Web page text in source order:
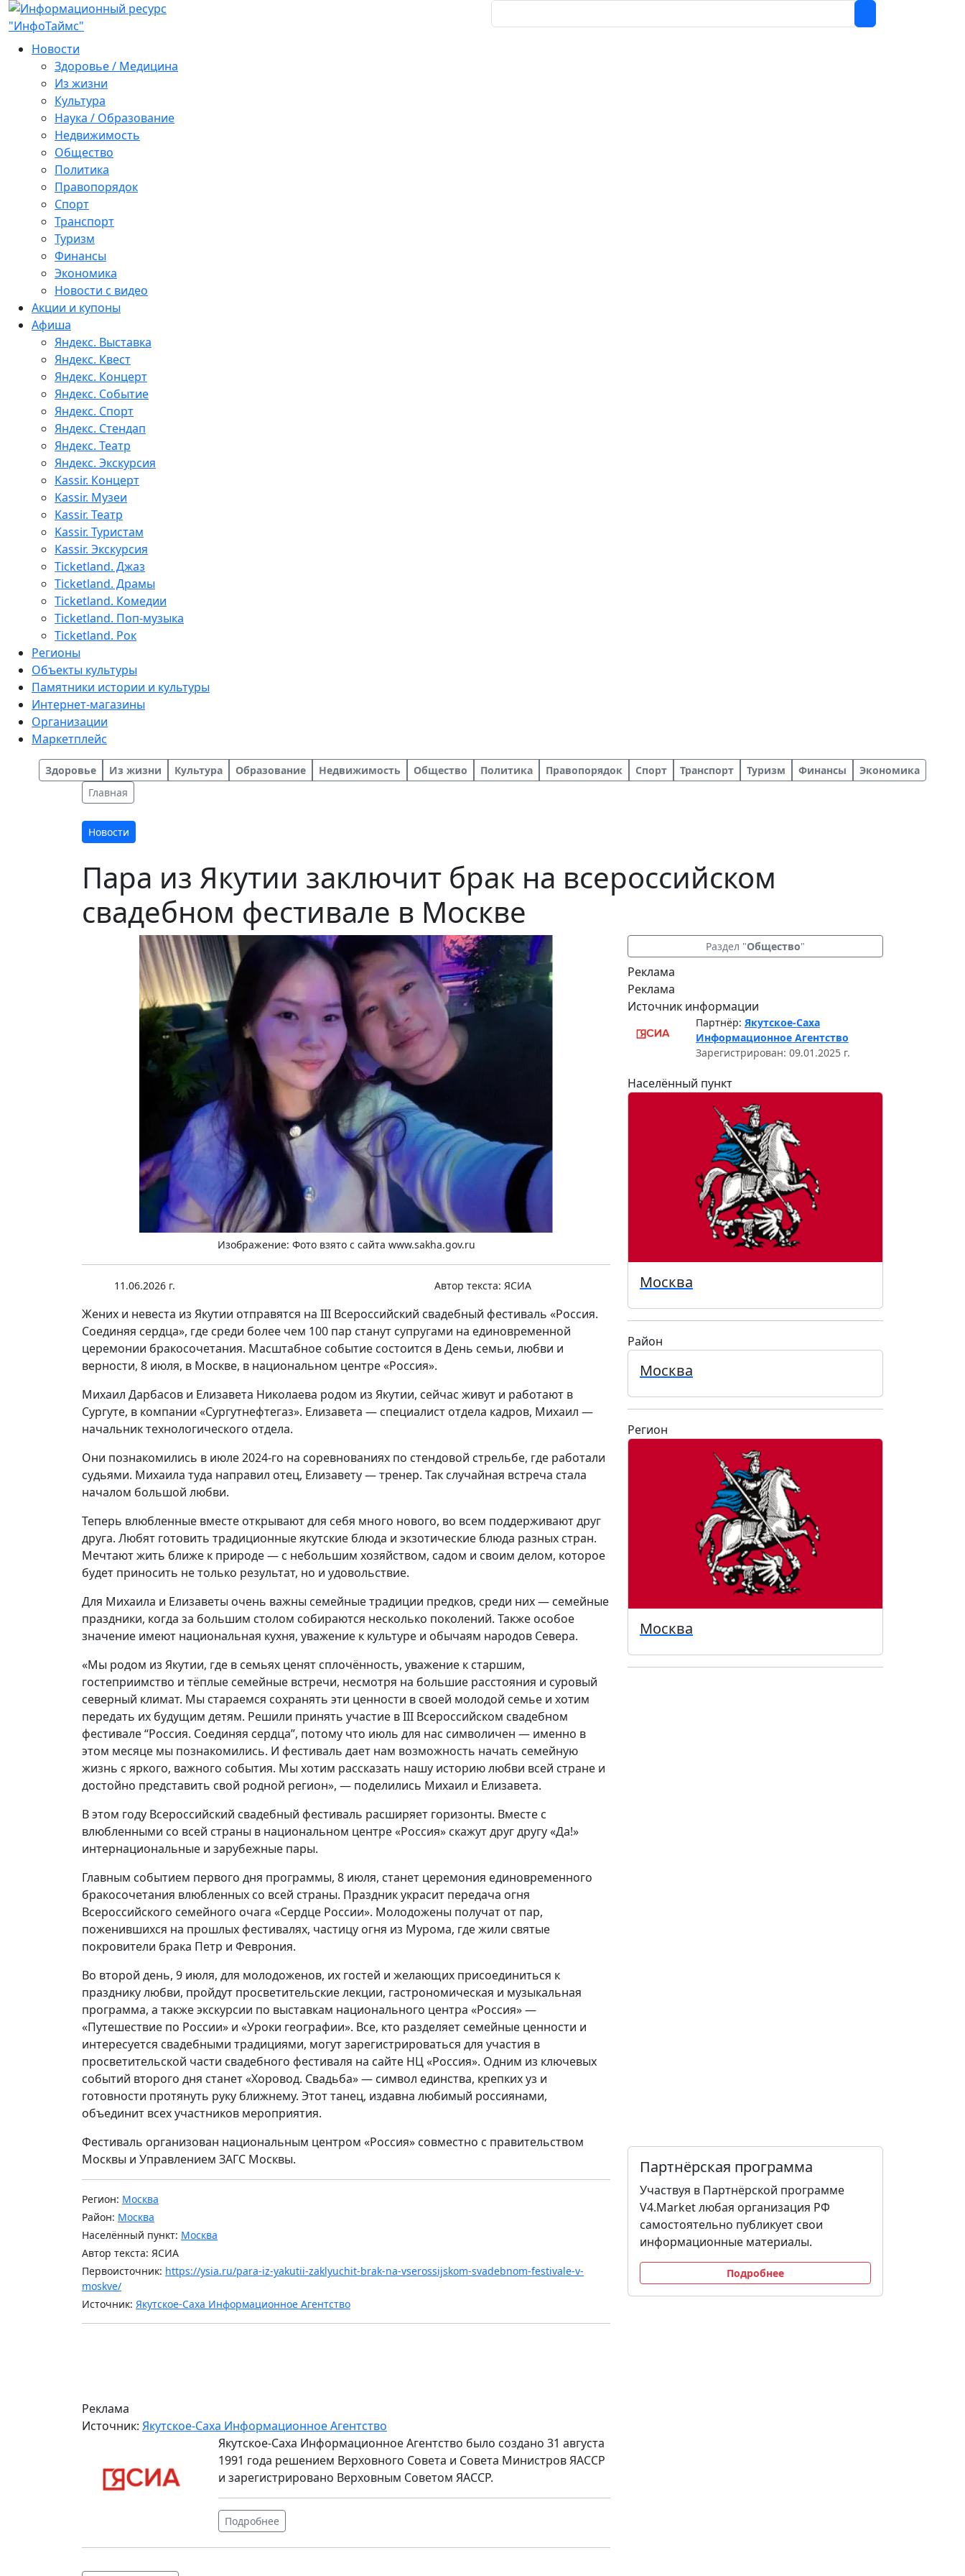
Новости
Здоровье / Медицина
Из жизни
Культура
Наука / Образование
Недвижимость
Общество
Политика
Правопорядок
Спорт
Транспорт
Туризм
Финансы
Экономика
Новости с видео
Акции и купоны
Афиша
Яндекс. Выставка
Яндекс. Квест
Яндекс. Концерт
Яндекс. Событие
Яндекс. Спорт
Яндекс. Стендап
Яндекс. Театр
Яндекс. Экскурсия
Kassir. Концерт
Kassir. Музеи
Kassir. Театр
Kassir. Туристам
Kassir. Экскурсия
Ticketland. Джаз
Ticketland. Драмы
Ticketland. Комедии
Ticketland. Поп-музыка
Ticketland. Рок
Регионы
Объекты культуры
Памятники истории и культуры
Интернет-магазины
Организации
Маркетплейс
Здоровье Из жизни Культура Образование Недвижимость Общество Политика Правопорядок Спорт Транспорт Туризм Финансы
Экономика
Главная
Новости
Пара из Якутии заключит брак на всероссийском
свадебном фестивале в Москве
Изображение: Фото взято с сайта www.sakha.gov.ru
11.06.2026 г. Автор текста: ЯСИА
Жених и невеста из Якутии отправятся на III Всероссийский свадебный фестиваль «Россия.
Соединяя сердца», где среди более чем 100 пар станут супругами на единовременной
церемонии бракосочетания. Масштабное событие состоится в День семьи, любви и
верности, 8 июля, в Москве, в национальном центре «Россия».
Михаил Дарбасов и Елизавета Николаева родом из Якутии, сейчас живут и работают в
Сургуте, в компании «Сургутнефтегаз». Елизавета — специалист отдела кадров, Михаил —
начальник технологического отдела.
Они познакомились в июле 2024-го на соревнованиях по стендовой стрельбе, где работали
судьями. Михаила туда направил отец, Елизавету — тренер. Так случайная встреча стала
началом большой любви.
Теперь влюбленные вместе открывают для себя много нового, во всем поддерживают друг
друга. Любят готовить традиционные якутские блюда и экзотические блюда разных стран.
Мечтают жить ближе к природе — с небольшим хозяйством, садом и своим делом, которое
будет приносить не только результат, но и удовольствие.
Для Михаила и Елизаветы очень важны семейные традиции предков, среди них — семейные
праздники, когда за большим столом собираются несколько поколений. Также особое
значение имеют национальная кухня, уважение к культуре и обычаям народов Севера.
«Мы родом из Якутии, где в семьях ценят сплочённость, уважение к старшим,
гостеприимство и тёплые семейные встречи, несмотря на большие расстояния и суровый
северный климат. Мы стараемся сохранять эти ценности в своей молодой семье и хотим
передать их будущим детям. Решили принять участие в III Всероссийском свадебном
фестивале “Россия. Соединяя сердца”, потому что июль для нас символичен — именно в
этом месяце мы познакомились. И фестиваль дает нам возможность начать семейную
жизнь с яркого, важного события. Мы хотим рассказать нашу историю любви всей стране и
достойно представить свой родной регион», — поделились Михаил и Елизавета.
В этом году Всероссийский свадебный фестиваль расширяет горизонты. Вместе с
влюбленными со всей страны в национальном центре «Россия» скажут друг другу «Да!»
интернациональные и зарубежные пары.
Главным событием первого дня программы, 8 июля, станет церемония единовременного
бракосочетания влюбленных со всей страны. Праздник украсит передача огня
Всероссийского семейного очага «Сердце России». Молодожены получат от пар,
поженившихся на прошлых фестивалях, частицу огня из Мурома, где жили святые
покровители брака Петр и Феврония.
Во второй день, 9 июля, для молодоженов, их гостей и желающих присоединиться к
празднику любви, пройдут просветительские лекции, гастрономическая и музыкальная
программа, а также экскурсии по выставкам национального центра «Россия» —
«Путешествие по России» и «Уроки географии». Все, кто разделяет семейные ценности и
интересуется свадебными традициями, могут зарегистрироваться для участия в
просветительской части свадебного фестиваля на сайте НЦ «Россия». Одним из ключевых
событий второго дня станет «Хоровод. Свадьба» — символ единства, крепких уз и
готовности протянуть руку ближнему. Этот танец, издавна любимый россиянами,
объединит всех участников мероприятия.
Фестиваль организован национальным центром «Россия» совместно с правительством
Москвы и Управлением ЗАГС Москвы.
Регион: Москва
Район: Москва
Населённый пункт: Москва
Автор текста: ЯСИА
Первоисточник: https://ysia.ru/para-iz-yakutii-zaklyuchit-brak-na-vserossijskom-svadebnom-festivale-v-
moskve/
Источник: Якутское-Саха Информационное Агентство
Реклама
Источник: Якутское-Саха Информационное Агентство
Якутское-Саха Информационное Агентство было создано 31 августа
1991 года решением Верховного Совета и Совета Министров ЯАССР
и зарегистрировано Верховным Советом ЯАССР.
Подробнее
Раздел "Общество"
Реклама
Реклама
Источник информации
Партнёр: Якутское-Саха
Информационное Агентство
Зарегистрирован: 09.01.2025 г.
Населённый пункт
Москва
Район
Москва
Регион
Москва
Партнёрская программа
Участвуя в Партнёрской программе
V4.Market любая организация РФ
самостоятельно публикует свои
информационные материалы.
Подробнее